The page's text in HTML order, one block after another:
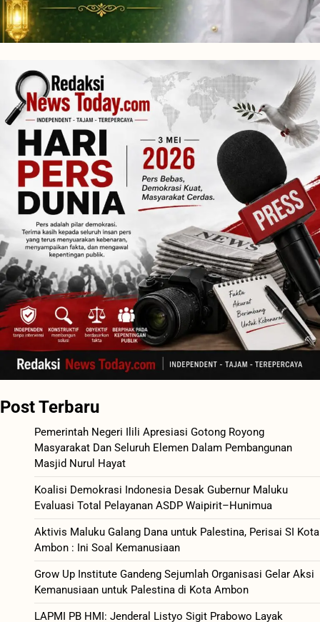
Post Terbaru
Pemerintah Negeri Ilili Apresiasi Gotong Royong
Masyarakat Dan Seluruh Elemen Dalam Pembangunan
Masjid Nurul Hayat
Koalisi Demokrasi Indonesia Desak Gubernur Maluku
Evaluasi Total Pelayanan ASDP Waipirit–Hunimua
Aktivis Maluku Galang Dana untuk Palestina, Perisai SI Kota
Ambon : Ini Soal Kemanusiaan
Grow Up Institute Gandeng Sejumlah Organisasi Gelar Aksi
Kemanusiaan untuk Palestina di Kota Ambon
LAPMI PB HMI: Jenderal Listyo Sigit Prabowo Layak